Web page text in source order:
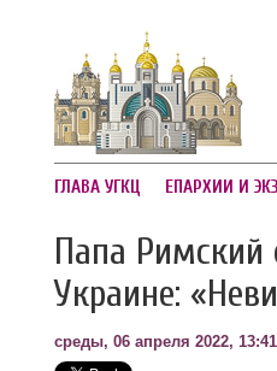
ГЛАВА УГКЦ ЕПАРХИИ И
Папа Римский
Украине:
среды, 06 апреля 2022, 13:41